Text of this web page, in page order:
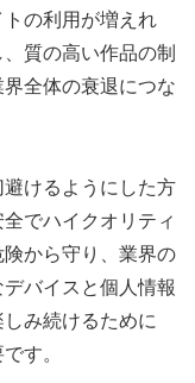
の利用が増えれ
質の高い作品の制
全体の衰退につな
けるようにした方
でハイクオリティ
から守り、業界の
バイスと個人情報
み続けるために
す。